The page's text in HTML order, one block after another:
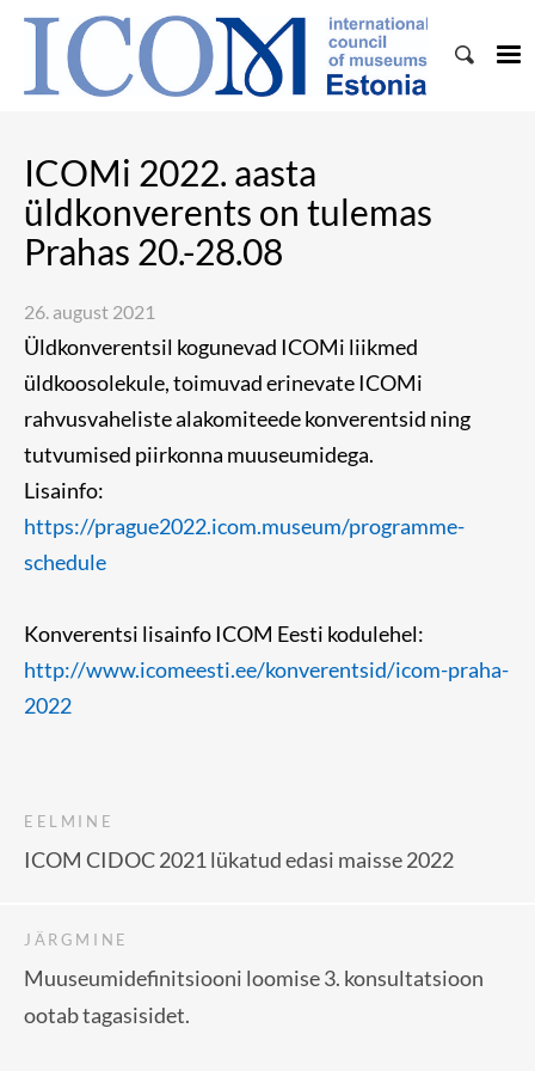
ICOMi 2022. aasta
üldkonverents on tulemas
Prahas 20.-28.08
26. august 2021
Üldkonverentsil kogunevad ICOMi liikmed
üldkoosolekule, toimuvad erinevate ICOMi
rahvusvaheliste alakomiteede konverentsid ning
tutvumised piirkonna muuseumidega.
Lisainfo:
https://prague2022.icom.museum/programme-
schedule
Konverentsi lisainfo ICOM Eesti kodulehel:
http://www.icomeesti.ee/konverentsid/icom-praha-
2022
EELMINE
ICOM CIDOC 2021 lükatud edasi maisse 2022
JÄRGMINE
Muuseumidefinitsiooni loomise 3. konsultatsioon
ootab tagasisidet.